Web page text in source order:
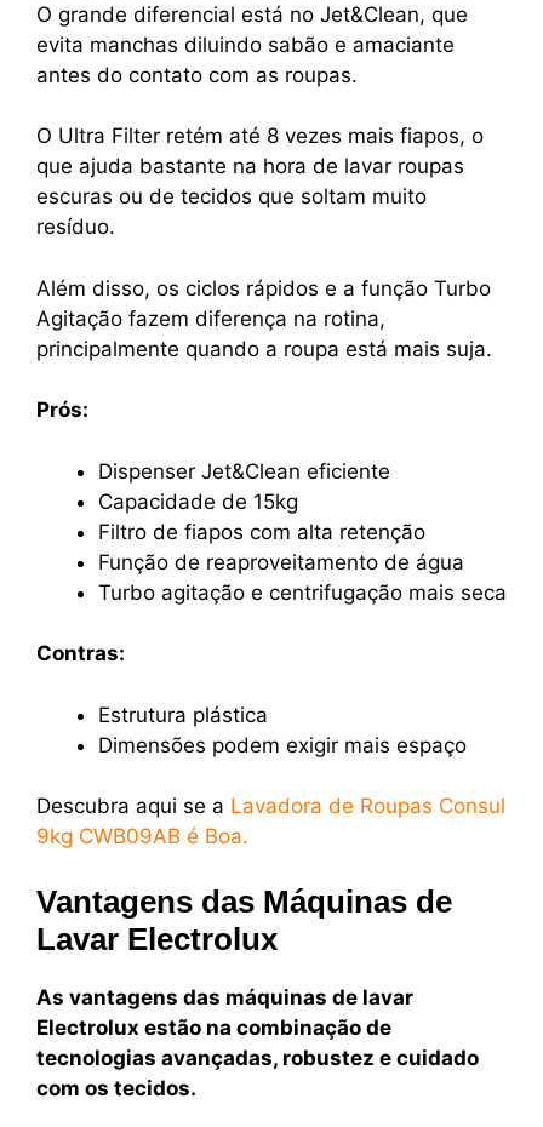
O grande diferencial está no Jet&Clean, que
evita manchas diluindo sabão e amaciante
antes do contato com as roupas.
O Ultra Filter retém até 8 vezes mais fiapos, o
que ajuda bastante na hora de lavar roupas
escuras ou de tecidos que soltam muito
resíduo.
Além disso, os ciclos rápidos e a função Turbo
Agitação fazem diferença na rotina,
principalmente quando a roupa está mais suja.
Prós:
Dispenser Jet&Clean eficiente
Capacidade de 15kg
Filtro de fiapos com alta retenção
Função de reaproveitamento de água
Turbo agitação e centrifugação mais seca
Contras:
Estrutura plástica
Dimensões podem exigir mais espaço
Descubra aqui se a Lavadora de Roupas Consul
9kg CWB09AB é Boa.
Vantagens das Máquinas de
Lavar Electrolux
As vantagens das máquinas de lavar
Electrolux estão na combinação de
tecnologias avançadas, robustez e cuidado
com os tecidos.